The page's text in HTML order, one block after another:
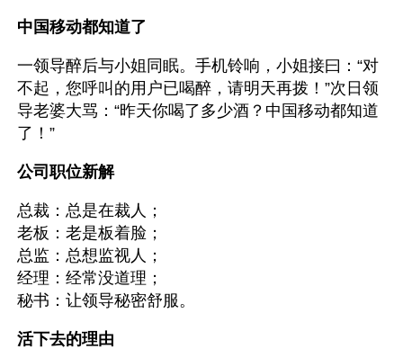
中国移动都知道了
一领导醉后与小姐同眠。手机铃响，小姐接曰：“对
不起，您呼叫的用户已喝醉，请明天再拨！”次日领
导老婆大骂：“昨天你喝了多少酒？中国移动都知道
了！”
公司职位新解
总裁：总是在裁人；
老板：老是板着脸；
总监：总想监视人；
经理：经常没道理；
秘书：让领导秘密舒服。
活下去的理由